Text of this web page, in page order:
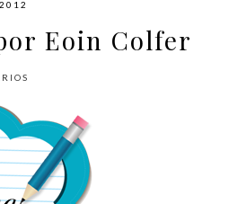
Eoin Colfer